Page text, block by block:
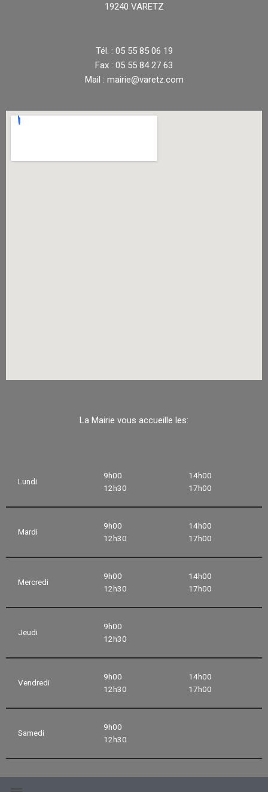
19240 VARETZ
Tél. : 05 55 85 06 19
Fax : 05 55 84 27 63
Mail : mairie@varetz.com
La Mairie vous accueille les:
Lundi
9h00
12h30
14h00
17h00
Mardi
9h00
12h30
14h00
17h00
Mercredi
9h00
12h30
14h00
17h00
Jeudi
9h00
12h30
Vendredi
9h00
12h30
14h00
17h00
Samedi
9h00
12h30